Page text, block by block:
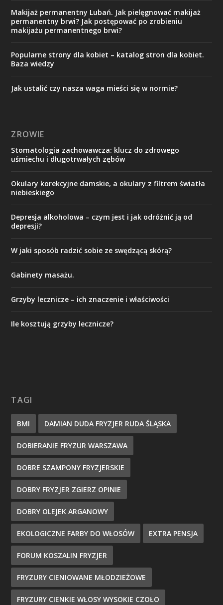
Makijaż permanentny Lubań. Jak pielęgnować makijaż
permanentny brwi? Jak postępować po zrobieniu
makijażu permanentnego brwi?
Popularne strony dla kobiet – katalog stron dla kobiet.
Baza wiedzy
Jak ustalić czy nasza waga mieści się w normie?
ZROWIE
Stomatologia zachowawcza: klucz do zdrowego
uśmiechu i długotrwałych zębów
Okulary korekcyjne damskie, a okulary z filtrem światła
niebieskiego
Depresja alkoholowa – czym jest i jak odróżnić ją od
depresji?
W jaki sposób radzić sobie ze swędzącą skórą?
Gabinety masażu.
Grzyby lecznicze – ich znaczenie i właściwości
Ile kosztują grzyby lecznicze?
TAGI
BMI DAMIAN DUDA FRYZJER RUDA ŚLĄSKA
DOBIERANIE FRYZUR WARSZAWA
DOBRE SZAMPONY FRYZJERSKIE
DOBRY FRYZJER ZGIERZ OPINIE
DOBRY OLEJEK ARGANOWY
EKOLOGICZNE FARBY DO WŁOSÓW EXTRA PENSJA
FORUM KOSZALIN FRYZJER
FRYZURY CIENIOWANE MŁODZIEŻOWE
FRYZURY CIENKIE WŁOSY WYSOKIE CZOŁO